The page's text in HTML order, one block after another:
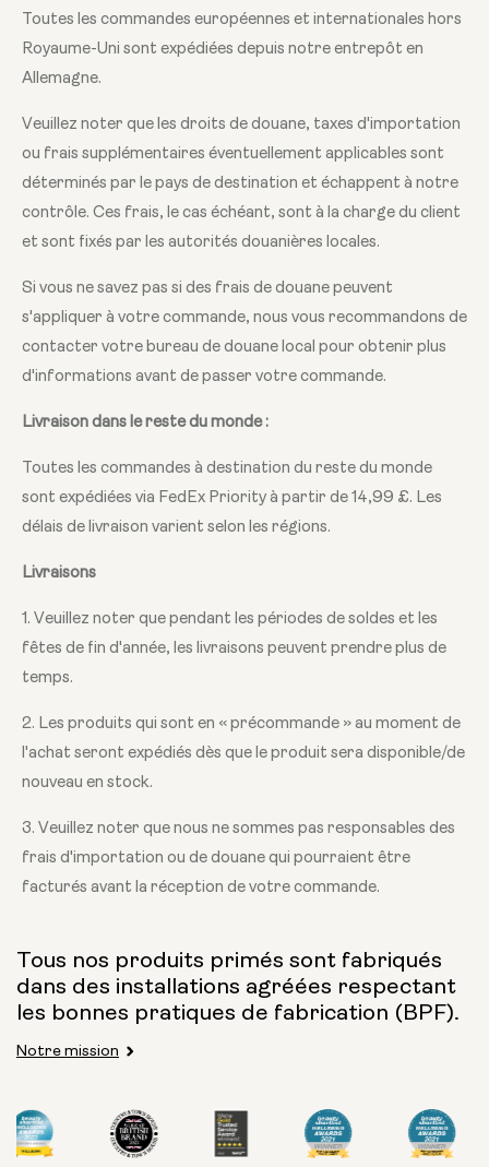
Toutes les commandes européennes et internationales hors
Royaume-Uni sont expédiées depuis notre entrepôt en
Allemagne.
Veuillez noter que les droits de douane, taxes d'importation
ou frais supplémentaires éventuellement applicables sont
déterminés par le pays de destination et échappent à notre
contrôle. Ces frais, le cas échéant, sont à la charge du client
et sont fixés par les autorités douanières locales.
Si vous ne savez pas si des frais de douane peuvent
s'appliquer à votre commande, nous vous recommandons de
contacter votre bureau de douane local pour obtenir plus
d'informations avant de passer votre commande.
Livraison dans le reste du monde :
Toutes les commandes à destination du reste du monde
sont expédiées via FedEx Priority à partir de 14,99 £. Les
délais de livraison varient selon les régions.
Livraisons
1. Veuillez noter que pendant les périodes de soldes et les
fêtes de fin d'année, les livraisons peuvent prendre plus de
temps.
2. Les produits qui sont en « précommande » au moment de
l'achat seront expédiés dès que le produit sera disponible/de
nouveau en stock.
3. Veuillez noter que nous ne sommes pas responsables des
frais d'importation ou de douane qui pourraient être
facturés avant la réception de votre commande.
Tous nos produits primés sont fabriqués
dans des installations agréées respectant
les bonnes pratiques de fabrication (BPF).
Notre mission